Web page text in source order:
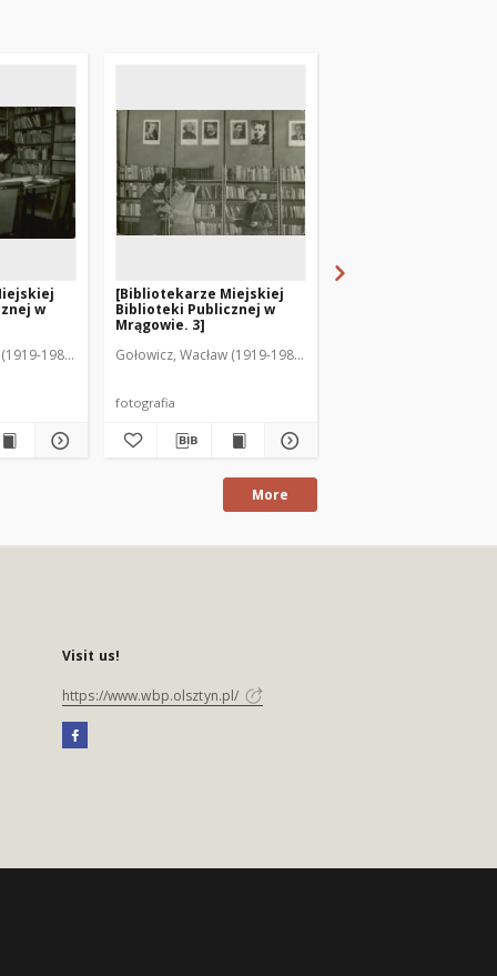
w
1983). Fot.
[Bibliotekarze Miejskiej
Biblioteki Publicznej w
Mrągowie. 3]
Gołowicz, Wacław (1919-1983). Fot.
fotografia
More
Visit us!
https://www.wbp.olsztyn.pl/